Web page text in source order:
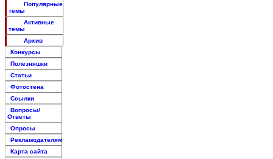
Популярные
темы
Активные
темы
Архив
Конкурсы
Полезняшки
Статьи
Фотостена
Ссылки
Вопросы/
Ответы
Опросы
Рекламодателям
Карта сайта